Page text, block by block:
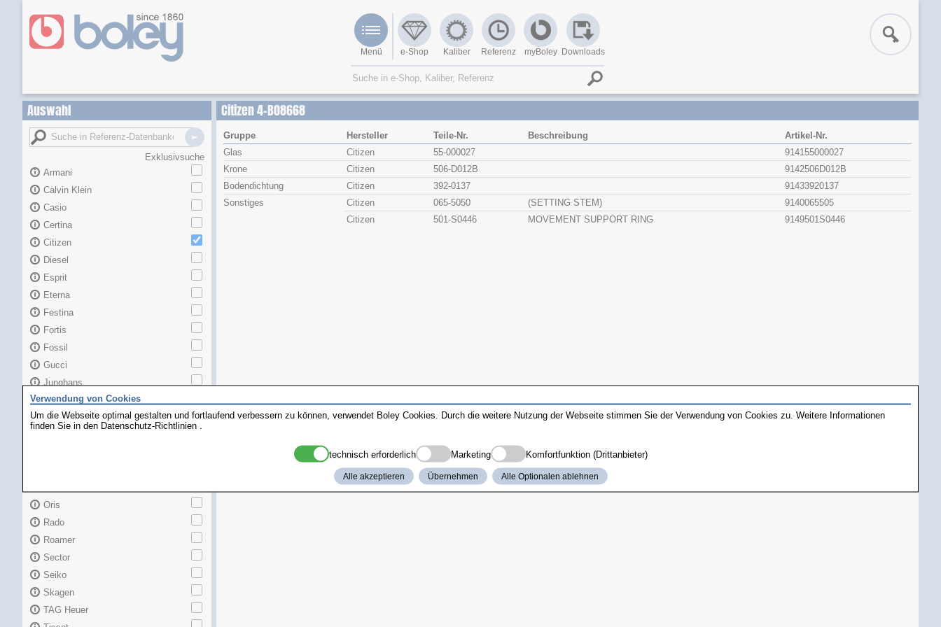
Menü e-Shop Kaliber Referenz myBoley Downloads
Auswahl
Exklusivsuche
Armani
Calvin Klein
Casio
Certina
Citizen
Diesel
Esprit
Eterna
Festina
Fortis
Fossil
Gucci
Junghans
Longines
Maurice Lacroix
Oris
Rado
Roamer
Sector
Seiko
Skagen
TAG Heuer
Citizen 4-B08668
Gruppe Hersteller Teile-Nr. Beschreibung
Artikel-Nr.
Glas
Citizen 55-000027
914155000027
Krone
Citizen 506-D012B
9142506D012B
Bodendichtung
Citizen 392-0137
91433920137
Sonstiges
Citizen 065-5050 (SETTING STEM)
9140065505
Citizen
501-S0446 MOVEMENT SUPPORT RING 9149501S0446
Verwendung von Cookies
Um die Webseite optimal gestalten und fortlaufend verbessern zu können, verwendet Boley Cookies. Durch die weitere Nutzung der Webseite stimmen Sie der Verwendung von Cookies zu. Weitere Informationen
finden Sie in den Datenschutz-Richtlinien
technisch erforderlich Marketing Komfortfunktion (Drittanbieter)
Alle akzeptieren Übernehmen Alle Optionalen ablehnen